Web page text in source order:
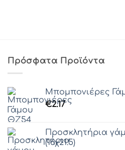
Πρόσφατα Προϊόντα
Μπομπονιέρες
€2.17
Προσκλητήρια
(16χ21.5)